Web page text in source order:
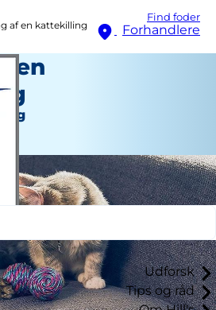
Find foder
Forhandlere
Udforsk
Tips og råd
af en kattekilling
en